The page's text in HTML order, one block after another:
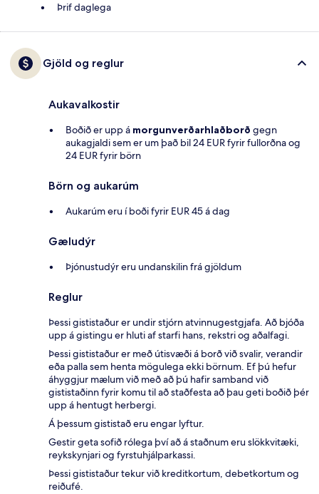
Þrif daglega
Gjöld og reglur
Aukavalkostir
Boðið er upp á morgunverðarhlaðborð gegn
aukagjaldi sem er um það bil 24 EUR fyrir fullorðna og
24 EUR fyrir börn
Börn og aukarúm
Aukarúm eru í boði fyrir EUR 45 á dag
Gæludýr
Þjónustudýr eru undanskilin frá gjöldum
Reglur
Þessi gististaður er undir stjórn atvinnugestgjafa. Að bjóða
upp á gistingu er hluti af starfi hans, rekstri og aðalfagi.
Þessi gististaður er með útisvæði á borð við svalir, verandir
eða palla sem henta mögulega ekki börnum. Ef þú hefur
áhyggjur mælum við með að þú hafir samband við
gististaðinn fyrir komu til að staðfesta að þau geti boðið þér
upp á hentugt herbergi.
Á þessum gististað eru engar lyftur.
Gestir geta sofið rólega því að á staðnum eru slökkvitæki,
reykskynjari og fyrstuhjálparkassi.
Þessi gististaður tekur við kreditkortum, debetkortum og
reiðufé.